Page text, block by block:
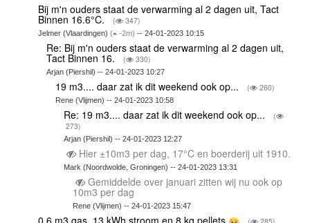
Bij m'n ouders staat de verwarming al 2 dagen uit, Tact
Binnen 16.6°C. ( 347)
Jelmer (Vlaardingen) ( -2m) -- 24-01-2023 10:15
Re: Bij m'n ouders staat de verwarming al 2 dagen uit,
Tact Binnen 16. ( 330)
Arjan (Piershil) -- 24-01-2023 10:27
19 m3.... daar zat ik dit weekend ook op... ( 260)
Rene (Vlijmen) -- 24-01-2023 10:58
Re: 19 m3.... daar zat ik dit weekend ook op...
(
273)
Arjan (Piershil) -- 24-01-2023 12:27
Hier ±10m3 per dag, 17°C en boerderij uit 1910.
Mark (Noordwolde, Groningen) -- 24-01-2023 13:31
Gemiddelde over januari zitten wij nu ook op
10m3 per dag
Rene (Vlijmen) -- 24-01-2023 15:47